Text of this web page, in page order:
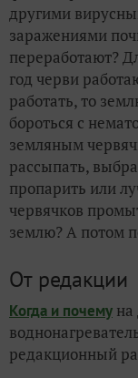
другими
заражениями
переработают?
год черви
работать, то
бороться с
земляным
рассыпать,
пропарить или
червячков
землю? А потом
От редакции
Когда и почему
редакционный